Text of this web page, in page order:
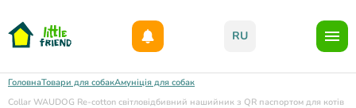
RU
ГоловнаТовари для собакАмуніція для собак
Collar WAUDOG Re-cotton світловідбивний нашийник з QR паспортом для котів